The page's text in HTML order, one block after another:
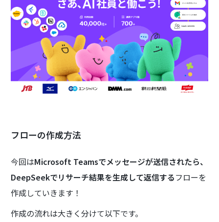
フローの作成方法
今回はMicrosoft Teamsでメッセージが送信されたら、
DeepSeekでリサーチ結果を生成して返信するフローを
作成していきます！
作成の流れは大きく分けて以下です。